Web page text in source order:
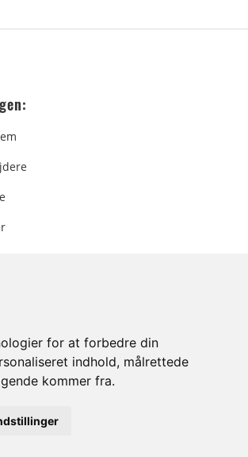
for at forbedre din
indhold, målrettede
kommer fra.